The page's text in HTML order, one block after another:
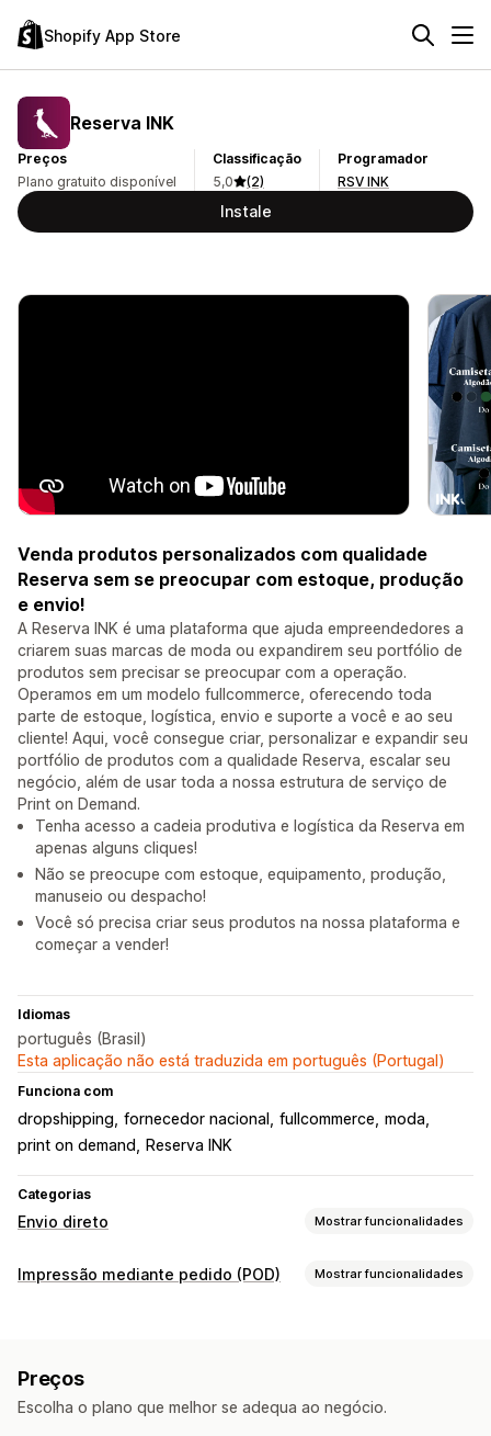
Shopify App Store
Reserva INK
Preços
Plano gratuito disponível
Classificação
5,0
(2)
Programador
RSV INK
Instale
Venda produtos personalizados com qualidade
Reserva sem se preocupar com estoque, produção
e envio!
A Reserva INK é uma plataforma que ajuda empreendedores a
criarem suas marcas de moda ou expandirem seu portfólio de
produtos sem precisar se preocupar com a operação.
Operamos em um modelo fullcommerce, oferecendo toda
parte de estoque, logística, envio e suporte a você e ao seu
cliente! Aqui, você consegue criar, personalizar e expandir seu
portfólio de produtos com a qualidade Reserva, escalar seu
negócio, além de usar toda a nossa estrutura de serviço de
Print on Demand.
Tenha acesso a cadeia produtiva e logística da Reserva em
apenas alguns cliques!
Não se preocupe com estoque, equipamento, produção,
manuseio ou despacho!
Você só precisa criar seus produtos na nossa plataforma e
começar a vender!
Idiomas
português (Brasil)
Esta aplicação não está traduzida em português (Portugal)
Funciona com
dropshipping fornecedor nacional fullcommerce moda
print on demand
Reserva INK
Categorias
Envio direto Mostrar funcionalidades
Produtos que pode vender
Brasil
Impressão mediante pedido (POD) Mostrar funcionalidades
Produtos
Preços
Escolha o plano que melhor se adequa ao negócio.